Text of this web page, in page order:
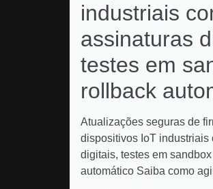
industriais
assinaturas
testes em
rollback
Atualizações seguras de
dispositivos IoT industriais
digitais, testes em
automático Saiba como